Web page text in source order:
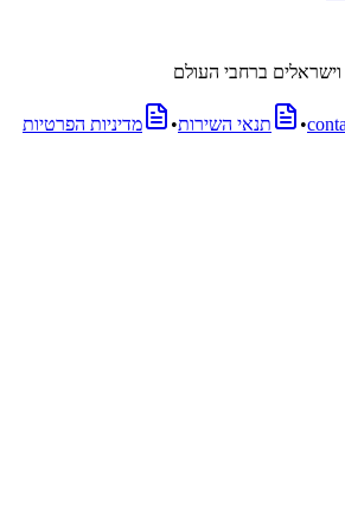
וישראלים ברחבי העולם
• תנאי השירות• מדיניות הפרטיות